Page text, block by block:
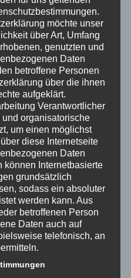
TAGS
möchte unser
über Art, Umfang
genutzten und
Daten
betroffene Personen
über die ihnen
aufgeklärt.
Verantwortlicher
organisatorische
um einen möglichst
diese Internetseite
Daten
können Internetbasierte
grundsätzlich
sodass ein absoluter
werden kann. Aus
betroffenen Person
Daten auch auf
telefonisch, an